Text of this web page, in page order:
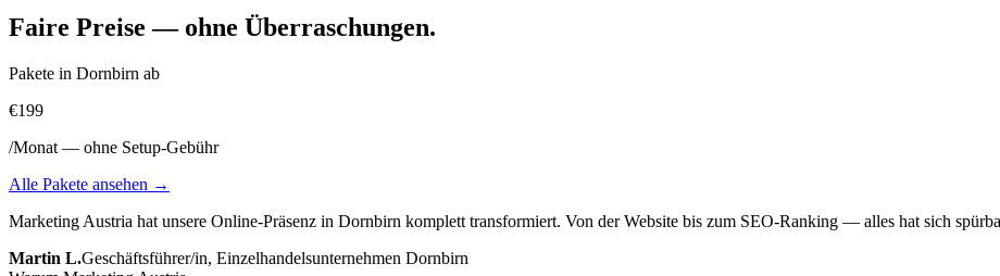
Faire Preise — ohne Überraschungen.
Pakete in Dornbirn ab
€199
/Monat — ohne Setup-Gebühr
Alle Pakete ansehen →
Marketing Austria hat unsere Online-Präsenz in Dornbirn komplett transformiert. Von der Website bis zum SEO-Ranking — alles hat sich
Martin L.Geschäftsführer/in, Einzelhandelsunternehmen Dornbirn